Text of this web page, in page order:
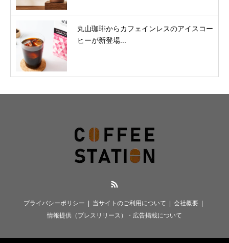
丸山珈琲からカフェインレスのアイスコー
ヒーが新登場...
プライバシーポリシー 当サイトのご利用について
会社概要
情報提供（プレスリリース）・広告掲載について